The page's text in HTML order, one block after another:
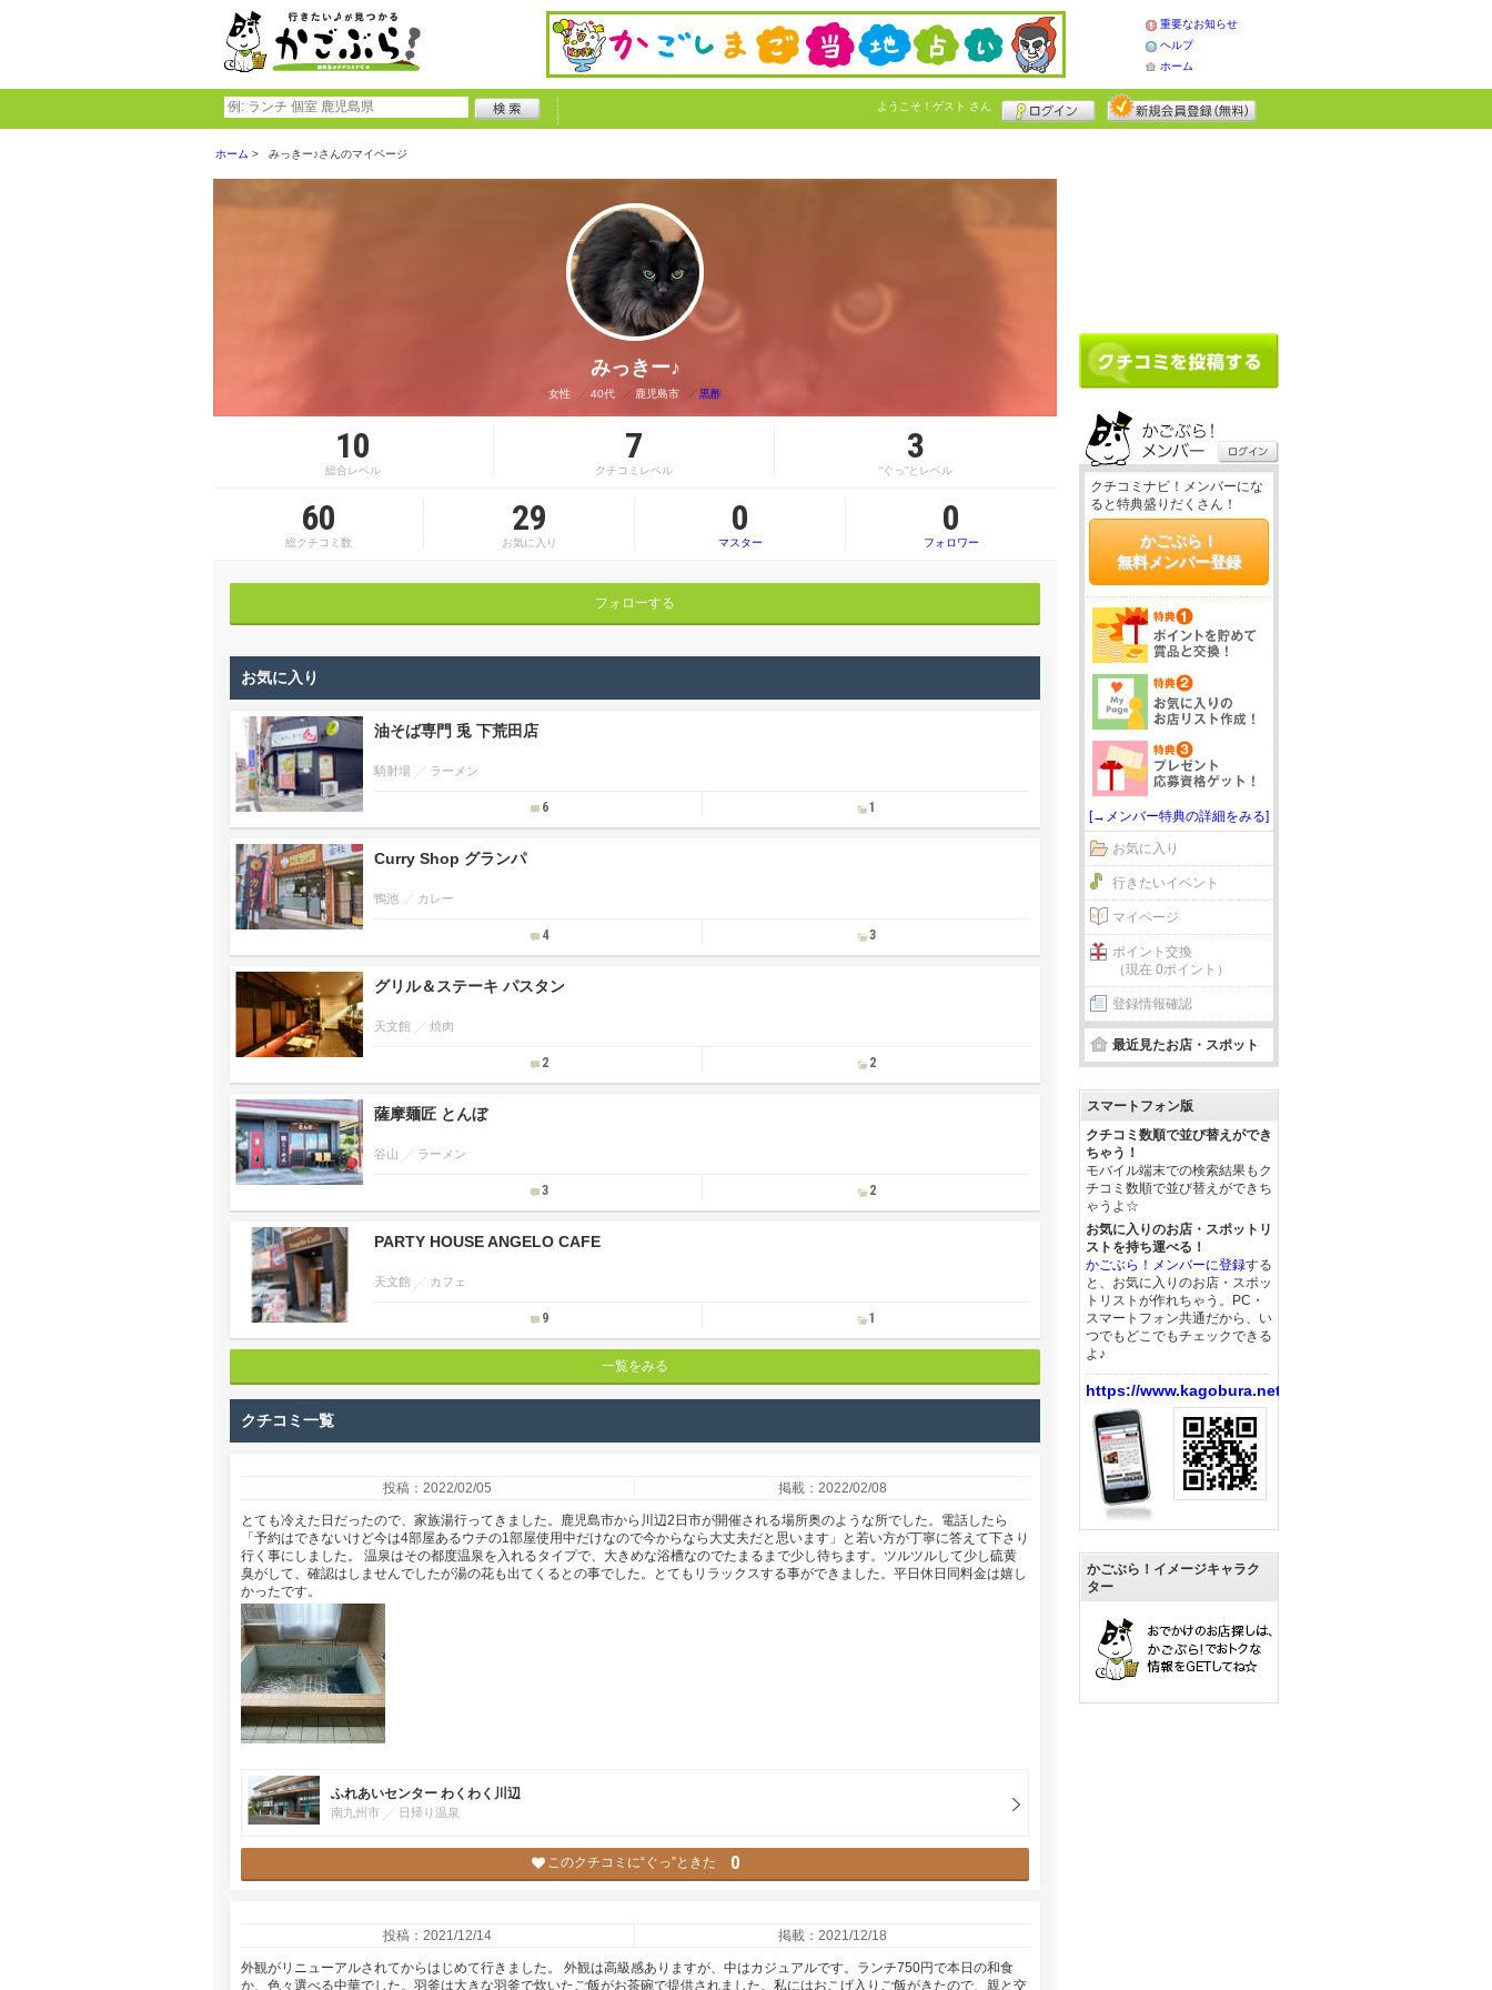
重要なお知らせ
ヘルプ
ホーム
ようこそ！ ゲスト さん
ホーム みっきー♪さんのマイページ
みっきー♪
女性 40代 鹿児島市 黒酢
10
総合レベル
7
クチコミレベル
3
“ぐっ”とレベル
60
総クチコミ数
29
お気に入り
0
マスター
0
フォロワー
フォローする
お気に入り
油そば専門 兎 下荒田店
騎射場 ラーメン
6 1
Curry Shop グランパ
鴨池 カレー
4 3
グリル＆ステーキ パスタン
天文館 焼肉
2 2
薩摩麺匠 とんぼ
谷山 ラーメン
3 2
PARTY HOUSE ANGELO CAFE
天文館 カフェ
9 1
一覧をみる
クチコミ一覧
投稿：2022/02/05 掲載：2022/02/08
とても冷えた日だったので、家族湯行ってきました。鹿児島市から川辺2日市が開催される場所奥のような所でした。電話したら
「予約はできないけど今は4部屋あるウチの1部屋使用中だけなので今からなら大丈夫だと思います」と若い方が丁寧に答えて下さり
行く事にしました。 温泉はその都度温泉を入れるタイプで、大きめな浴槽なのでたまるまで少し待ちます。ツルツルして少し硫黄
臭がして、確認はしませんでしたが湯の花も出てくるとの事でした。とてもリラックスする事ができました。平日休日同料金は嬉し
かったです。
ふれあいセンター わくわく川辺
南九州市 日帰り温泉
このクチコミに“ぐっ”ときた 0
投稿：2021/12/14 掲載：2021/12/18
外観がリニューアルされてからはじめて行きました。 外観は高級感ありますが、中はカジュアルです。ランチ750円で本日の和食
か、色々選べる中華でした。羽釜は大きな羽釜で炊いたご飯がお茶碗で提供されました。私にはおこげ入りご飯がきたので、親と交
クチコミナビ！メンバーにな
ると特典盛りだくさん！
かごぶら！
無料メンバー登録
[→メンバー特典の詳細をみる]
お気に入り
行きたいイベント
マイページ
ポイント交換
（現在 0ポイント）
登録情報確認
最近見たお店・スポット
スマートフォン版
クチコミ数順で並び替えができ
ちゃう！
モバイル端末での検索結果もク
チコミ数順で並び替えができち
ゃうよ☆
お気に入りのお店・スポットリ
ストを持ち運べる！
かごぶら！メンバーに登録する
と、お気に入りのお店・スポッ
トリストが作れちゃう。PC・
スマートフォン共通だから、い
つでもどこでもチェックできる
よ♪
https://www.kagobura.net/
かごぶら！イメージキャラク
ター